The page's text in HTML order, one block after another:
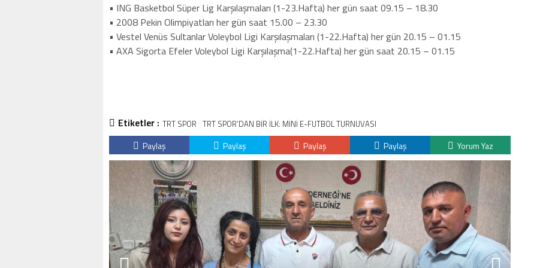
• ING Basketbol Süper Lig Karşılaşmaları (1-23.Hafta) her gün saat 09.15 – 18.30
• 2008 Pekin Olimpiyatları her gün saat 15.00 – 23.30
• Vestel Venüs Sultanlar Voleybol Ligi Karşılaşmaları (1-22.Hafta) her gün 20.15 – 01.15
• AXA Sigorta Efeler Voleybol Ligi Karşılaşma(1-22.Hafta) her gün saat 20.15 – 01.15
Etiketler : TRT SPOR TRT SPOR’DAN BİR İLK: MİNİ E-FUTBOL TURNUVASI
Paylaş Paylaş Paylaş Paylaş Yorum Yaz